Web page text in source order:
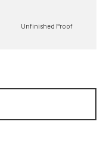
Unfinished Proof